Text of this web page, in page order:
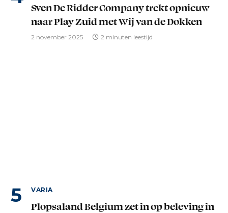
Sven De Ridder Company trekt opnieuw
naar Play Zuid met Wij van de Dokken
2 november 2025 2 minuten leestijd
VARIA
Plopsaland Belgium zet in op beleving in